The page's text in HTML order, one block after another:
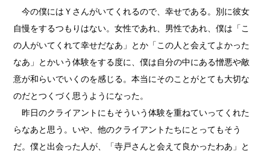
今の僕にはＹさんがいてくれるので、幸せである。別に彼女
自慢をするつもりはない。女性であれ、男性であれ、僕は「こ
の人がいてくれて幸せだなあ」とか「この人と会えてよかった
なあ」とかいう体験をする度に、僕は自分の中にある憎悪や敵
意が和らいでいくのを感じる。本当にそのことがとても大切な
のだとつくづく思うようになった。
昨日のクライアントにもそういう体験を重ねていってくれた
らなあと思う。いや、他のクライアントたちにとってもそう
だ。僕と出会った人が、「寺戸さんと会えて良かったわあ」と